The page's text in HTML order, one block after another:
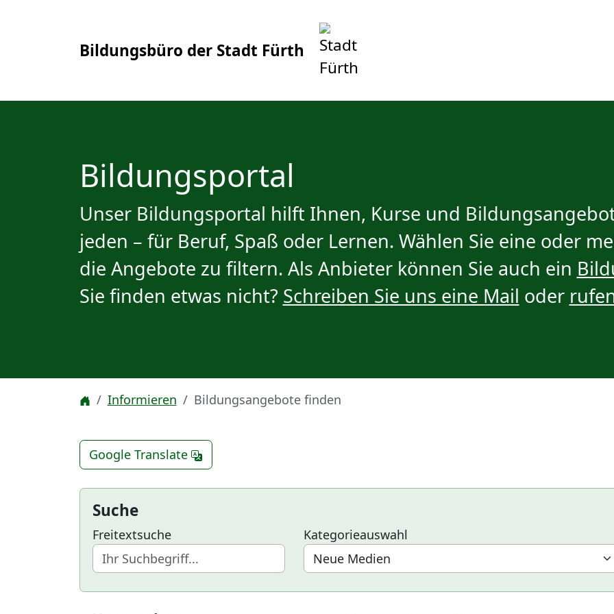
Bildungsbüro der Stadt Fürth
Bildungsportal
Unser Bildungsportal hilft Ihnen, Kurse und
jeden – für Beruf, Spaß oder Lernen. Wählen Sie eine oder
die Angebote zu filtern. Als Anbieter können Sie auch ein
Sie finden etwas nicht? Schreiben Sie uns eine Mail oder
Informieren Bildungsangebote finden
Google Translate
Suche
Freitextsuche
Kategorieauswahl